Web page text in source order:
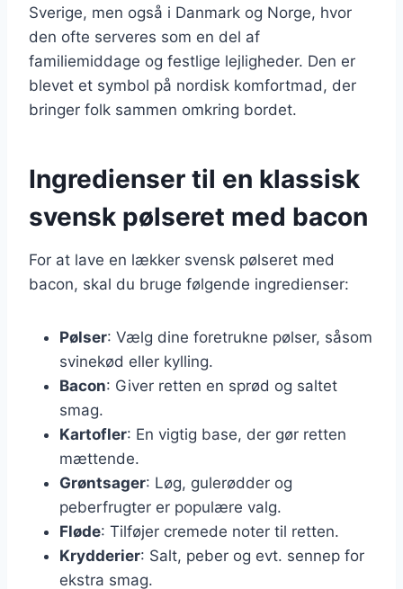
Sverige, men også i Danmark og Norge, hvor
den ofte serveres som en del af
familiemiddage og festlige lejligheder. Den er
blevet et symbol på nordisk komfortmad, der
bringer folk sammen omkring bordet.
Ingredienser til en klassisk
svensk pølseret med bacon
For at lave en lækker svensk pølseret med
bacon, skal du bruge følgende ingredienser:
Pølser: Vælg dine foretrukne pølser, såsom
svinekød eller kylling.
Bacon: Giver retten en sprød og saltet
smag.
Kartofler: En vigtig base, der gør retten
mættende.
Grøntsager: Løg, gulerødder og
peberfrugter er populære valg.
Fløde: Tilføjer cremede noter til retten.
Krydderier: Salt, peber og evt. sennep for
ekstra smag.